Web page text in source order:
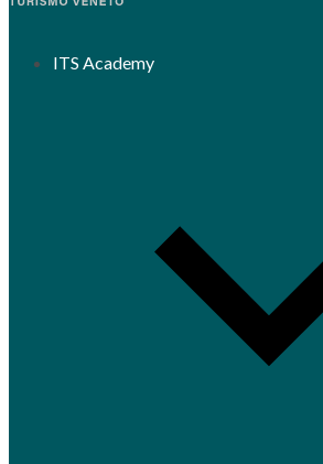
ITS Academy